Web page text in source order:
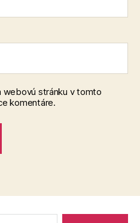
webovú stránku v tomto
komentáre.